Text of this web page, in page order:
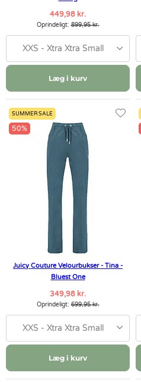
449,98 kr.
Oprindeligt:899,95 kr.
XXS - Xtra Xtra Small
Læg i kurv
SUMMER SALE
50%
Juicy Couture Velourbukser - Tina -
Bluest One
349,98 kr.
Oprindeligt:699,95 kr.
XXS - Xtra Xtra Small
Læg i kurv